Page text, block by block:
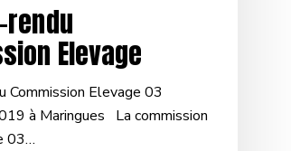
rendu
Elevage
Commission Elevage 03
à Maringues La commission
03…